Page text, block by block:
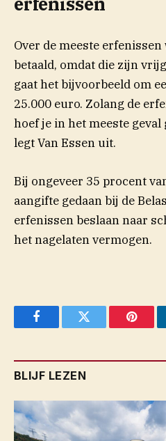
Over de meeste
betaald, omdat die zijn
gaat het bijvoorbeeld om
25.000 euro. Zolang de
hoef je in het meeste geval
legt Van Essen uit.
Bij ongeveer 35 procent
aangifte gedaan bij de
erfenissen beslaan naar
het nagelaten vermogen.
FacebookTwitter
BLIJF LEZEN